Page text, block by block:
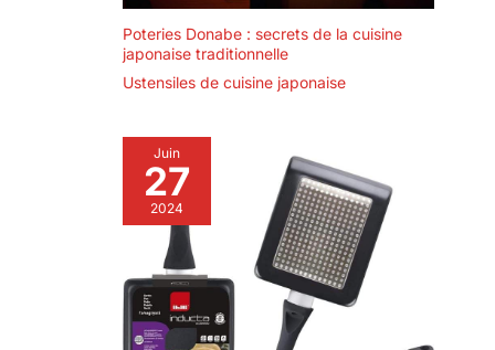
Poteries Donabe : secrets de la cuisine
japonaise traditionnelle
Ustensiles de cuisine japonaise
Juin
27
2024